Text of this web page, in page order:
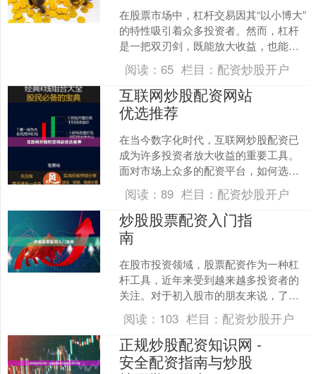
在股票市场中，杠杆交易因其“以小博大”
的特性吸引着众多投资者。然而，杠杆
是一把双刃剑，既能放大收益，也能放
大亏损。本文将深入探讨杠杆买股票的
正确操作方法，以及如....
阅读：65 栏目： 配资炒股开户
互联网炒股配资网站
优选推荐
在当今数字化时代，互联网炒股配资已
成为许多投资者放大收益的重要工具。
面对市场上众多的配资平台，如何选择
一家安全可靠、服务优质的配资网站成
为投资者关注的核心问题。....
阅读：89 栏目： 配资炒股开户
炒股股票配资入门指
南
在股市投资领域，股票配资作为一种杠
杆工具，近年来受到越来越多投资者的
关注。对于初入股市的朋友来说，了解
配资的基本概念、运作模式及潜在风
险，是迈向理性投资的第一步....
阅读： 103 栏目： 配资炒股开户
正规炒股配资知识网 -
安全配资指南与炒股